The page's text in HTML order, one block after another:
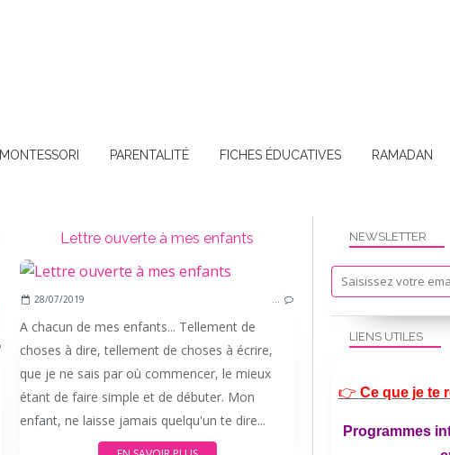
MONTESSORI PARENTALITÉ FICHES ÉDUCATIVES RAMADAN
Lettre ouverte à mes enfants
28/07/2019 …
A chacun de mes enfants... Tellement de
choses à dire, tellement de choses à écrire,
que je ne sais par où commencer, le mieux
étant de faire simple et de débuter. Mon
enfant, ne laisse jamais quelqu'un te dire...
NEWSLETTER
LIENS UTILES
👉 Ce que je te
Programmes